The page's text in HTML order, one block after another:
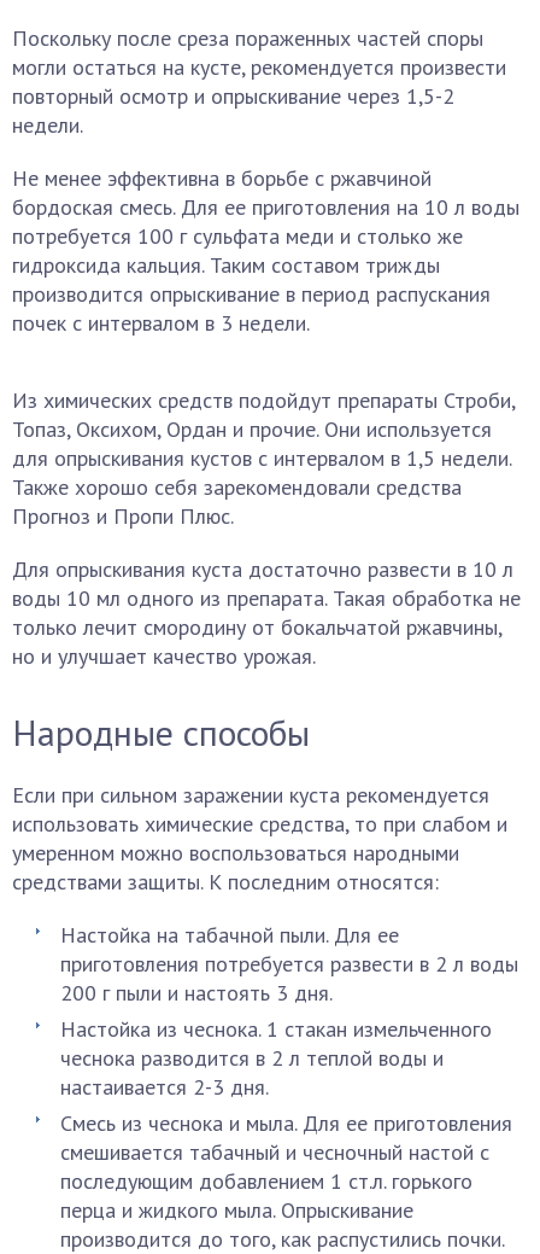
Поскольку после среза пораженных частей споры
могли остаться на кусте, рекомендуется произвести
повторный осмотр и опрыскивание через 1,5-2
недели.
Не менее эффективна в борьбе с ржавчиной
бордоская смесь. Для ее приготовления на 10 л воды
потребуется 100 г сульфата меди и столько же
гидроксида кальция. Таким составом трижды
производится опрыскивание в период распускания
почек с интервалом в 3 недели.
Из химических средств подойдут препараты Строби,
Топаз, Оксихом, Ордан и прочие. Они используется
для опрыскивания кустов с интервалом в 1,5 недели.
Также хорошо себя зарекомендовали средства
Прогноз и Пропи Плюс.
Для опрыскивания куста достаточно развести в 10 л
воды 10 мл одного из препарата. Такая обработка не
только лечит смородину от бокальчатой ржавчины,
но и улучшает качество урожая.
Народные способы
Если при сильном заражении куста рекомендуется
использовать химические средства, то при слабом и
умеренном можно воспользоваться народными
средствами защиты. К последним относятся:
Настойка на табачной пыли. Для ее
приготовления потребуется развести в 2 л воды
200 г пыли и настоять 3 дня.
Настойка из чеснока. 1 стакан измельченного
чеснока разводится в 2 л теплой воды и
настаивается 2-3 дня.
Смесь из чеснока и мыла. Для ее приготовления
смешивается табачный и чесночный настой с
последующим добавлением 1 ст.л. горького
перца и жидкого мыла. Опрыскивание
производится до того, как распустились почки.